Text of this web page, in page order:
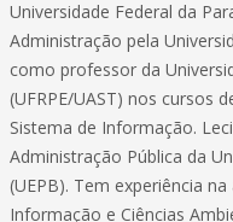
Universidade Federal da
Administração pela
como professor da
(UFRPE/UAST) nos cursos
Sistema de Informação.
Administração Pública da
(UEPB). Tem experiência
Informação e Ciências